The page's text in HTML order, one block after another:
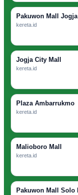
Pakuwon Mall Jogja
kereta.id
Jogja City Mall
kereta.id
Plaza Ambarrukmo
kereta.id
Malioboro Mall
kereta.id
Pakuwon Mall Solo